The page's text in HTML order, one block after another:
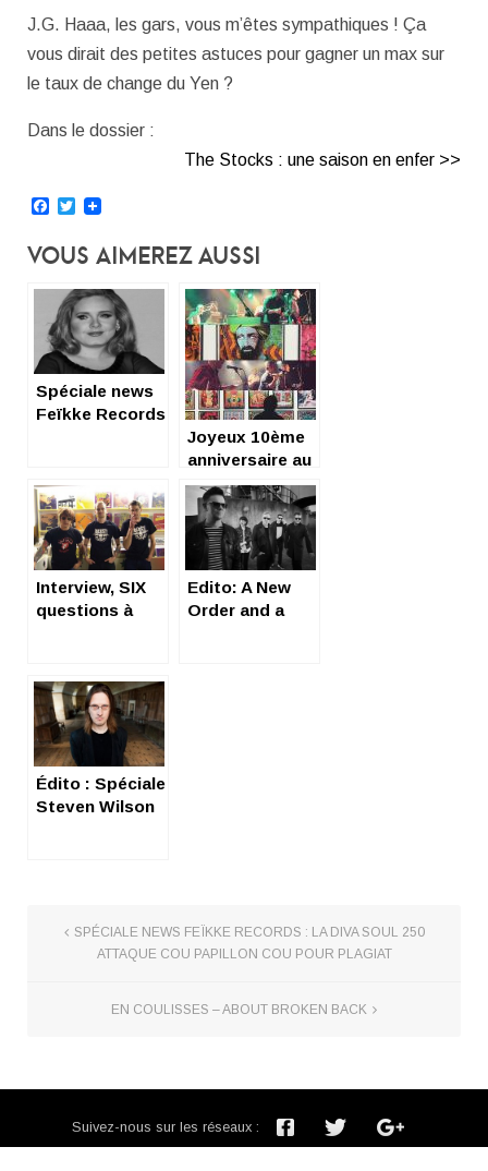
J.G. Haaa, les gars, vous m’êtes sympathiques ! Ça
vous dirait des petites astuces pour gagner un max sur
le taux de change du Yen ?
Dans le dossier :
The Stocks : une saison en enfer >>
Facebook
Twitter
Vous Aimerez Aussi
Spéciale news
Feïkke Records
Cou Papillon
Cou pour
plagiat
Joyeux 10ème
anniversaire au
label Born Bad
Records !
Interview, SIX
questions à
Beast Records
Edito: A New
Order and a
Édito : Spéciale
Steven Wilson
SPÉCIALE NEWS FEÏKKE RECORDS : LA DIVA SOUL 250
ATTAQUE COU PAPILLON COU POUR PLAGIAT
EN COULISSES – ABOUT BROKEN BACK
Suivez-nous sur les réseaux :